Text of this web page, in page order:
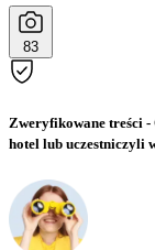
83
Zweryfikowane treści -
hotel lub uczestniczyli